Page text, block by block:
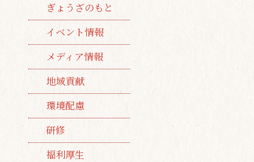
ぎょうざのもと
イベント情報
メディア情報
地域貢献
環境配慮
研修
福利厚生